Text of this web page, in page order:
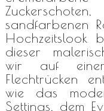
sandfarbenen
Hochzeitslook
dieser
wir auf
Flechtrücken
wie das
Settings, dem